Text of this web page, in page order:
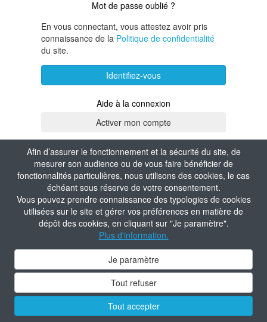
Afin d’assurer le fonctionnement et la sécurité du site, de
mesurer son audience ou de vous faire bénéficier de
fonctionnalités particulières, nous utilisons des cookies, le cas
échéant sous réserve de votre consentement.
Vous pouvez prendre connaissance des typologies de cookies
utilisées sur le site et gérer vos préférences en matière de
dépôt des cookies, en cliquant sur "Je paramètre".
Plus d'information.
Je paramètre
Tout refuser
Tout accepter
Mot de passe oublié ?
En vous connectant, vous attestez avoir pris
connaissance de la Politique de confidentialité
du site.
Identifiez-vous
Aide à la connexion